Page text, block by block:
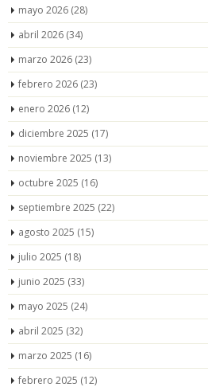
mayo 2026 (28)
abril 2026 (34)
marzo 2026 (23)
febrero 2026 (23)
enero 2026 (12)
diciembre 2025 (17)
noviembre 2025 (13)
octubre 2025 (16)
septiembre 2025 (22)
agosto 2025 (15)
julio 2025 (18)
junio 2025 (33)
mayo 2025 (24)
abril 2025 (32)
marzo 2025 (16)
febrero 2025 (12)